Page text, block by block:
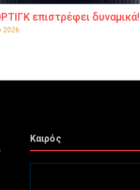
επιστρέφει δυναμικά!
2026
Καιρός